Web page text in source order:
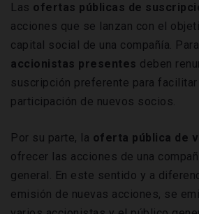
Las ofertas públicas de
acciones que se lanzan con el
capital social de una compañía.
accionistas presentes deben
suscripción preferente para
participación de nuevos socios.
Por su parte, la oferta pública de
ofrecer las acciones de una
general. En este sentido y a
emisión de nuevas acciones, se